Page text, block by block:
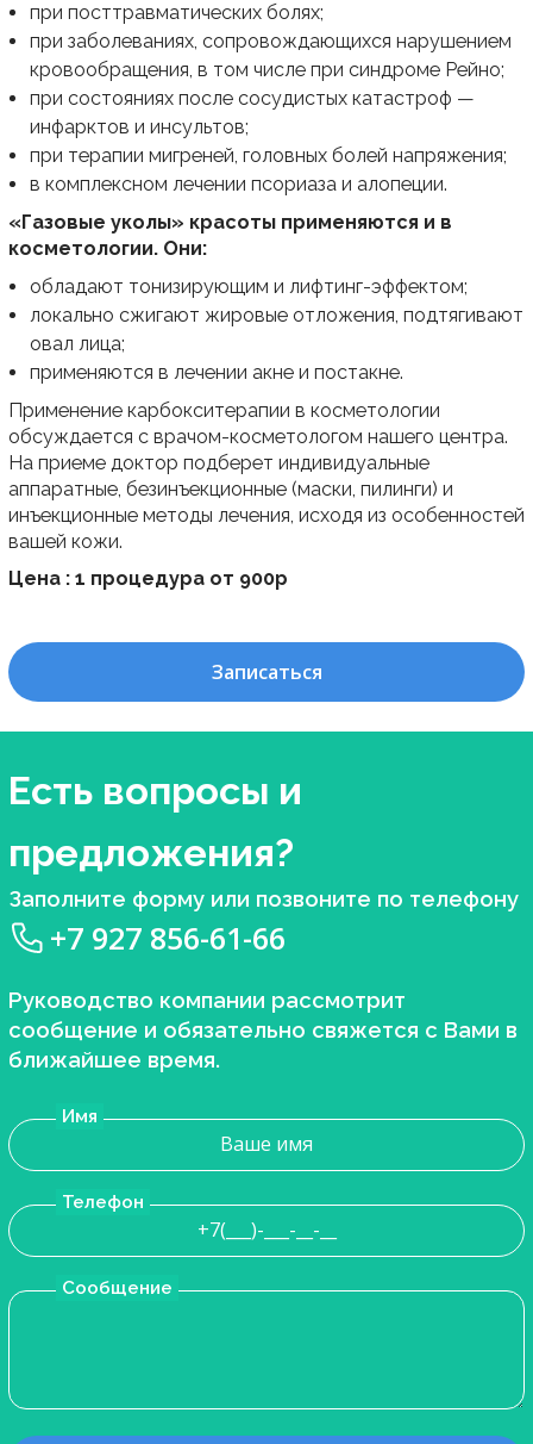
при посттравматических болях;
при заболеваниях, сопровождающихся нарушением
кровообращения, в том числе при синдроме Рейно;
при состояниях после сосудистых катастроф —
инфарктов и инсультов;
при терапии мигреней, головных болей напряжения;
в комплексном лечении псориаза и алопеции.
«Газовые уколы» красоты применяются и в
косметологии. Они:
обладают тонизирующим и лифтинг-эффектом;
локально сжигают жировые отложения, подтягивают
овал лица;
применяются в лечении акне и постакне.
Применение карбокситерапии в косметологии
обсуждается с врачом-косметологом нашего центра.
На приеме доктор подберет индивидуальные
аппаратные, безинъекционные (маски, пилинги) и
инъекционные методы лечения, исходя из особенностей
вашей кожи.
Цена : 1 процедура от 900р
Записаться
Есть вопросы и
предложения?
Заполните форму или позвоните по телефону
+7 927 856-61-66
Руководство компании рассмотрит
сообщение и обязательно свяжется с Вами в
ближайшее время.
Имя
Телефон
Сообщение